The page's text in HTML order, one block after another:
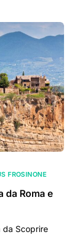
FROSINONE
da Roma e
da Scoprire